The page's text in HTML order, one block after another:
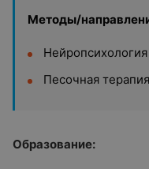
Методы/
Нейропсихология
Песочная терапия
Образование: